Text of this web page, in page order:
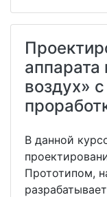
аппарата
воздух»
В данной
Прототипом,